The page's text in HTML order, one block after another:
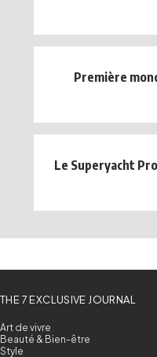
Première
Le Superyacht
THE 7 EXCLUSIVE JOURNAL
Art de vivre
Beauté & Bien-être
Style